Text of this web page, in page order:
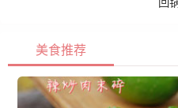
美食推荐